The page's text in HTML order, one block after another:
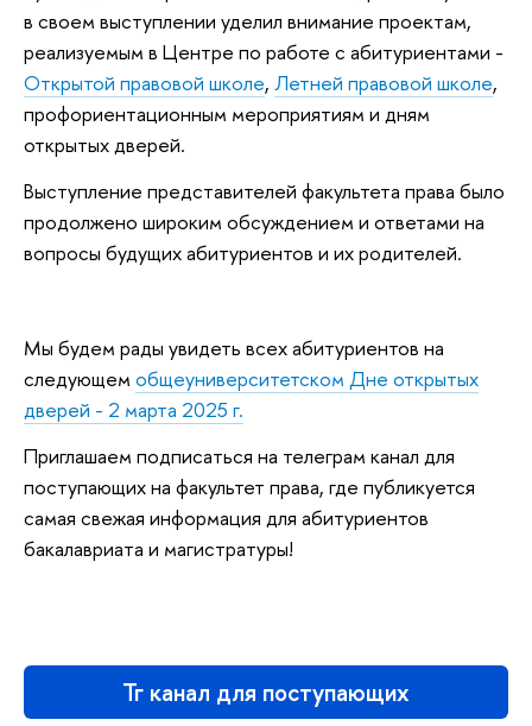
в своем выступлении уделил внимание проектам,
реализуемым в Центре по работе с абитуриентами -
Открытой правовой школе, Летней правовой школе,
профориентационным мероприятиям и дням
открытых дверей.
Выступление представителей факультета права было
продолжено широким обсуждением и ответами на
вопросы будущих абитуриентов и их родителей.
Мы будем рады увидеть всех абитуриентов на
следующем общеуниверситетском Дне открытых
дверей - 2 марта 2025 г.
Приглашаем подписаться на телеграм канал для
поступающих на факультет права, где публикуется
самая свежая информация для абитуриентов
бакалавриата и магистратуры!
Тг канал для поступающих